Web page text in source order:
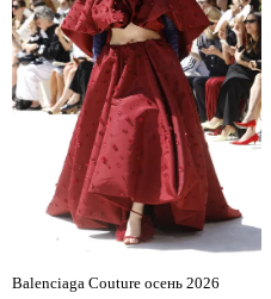
Balenciaga Couture осень 2026